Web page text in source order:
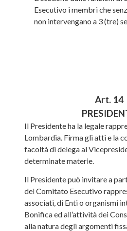
Esecutivo i membri che
non intervengano a 3 (tre)
Art. 14
Il Presidente ha la legale
Lombardia. Firma gli atti e la
facoltà di delega al
determinate materie.
Il Presidente può invitare a
del Comitato Esecutivo
associati, di Enti o organismi
Bonifica ed all’attività dei
alla natura degli argomenti